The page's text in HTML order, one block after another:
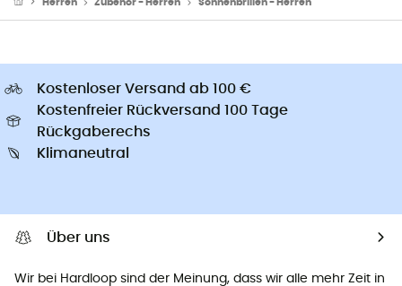
Herren Zubehör - Herren Sonnenbrillen - Herren
Kostenloser Versand ab 100 €
Kostenfreier Rückversand 100 Tage
Rückgaberechs
Klimaneutral
Über uns
Wir bei Hardloop sind der Meinung, dass wir alle mehr Zeit in